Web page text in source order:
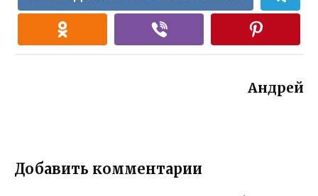
Андрей
Добавить комментарии